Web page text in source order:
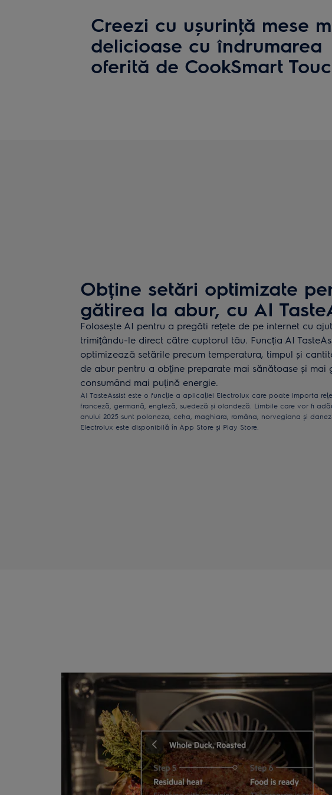
Creezi cu ușurinţă mese
delicioase cu îndrumarea
oferită de CookSmart
Obține setări optimizate
gătirea la abur, cu AI
Folosește AI pentru a pregăti rețete de pe internet cu
trimițându-le direct către cuptorul tău. Funcția AI
optimizează setările precum temperatura, timpul și
de abur pentru a obține preparate mai sănătoase și mai
consumând mai puțină energie.
AI TasteAssist este o funcție a aplicației Electrolux care poate importa
franceză, germană, engleză, suedeză și olandeză. Limbile care vor fi
anului 2025 sunt poloneza, ceha, maghiara, româna, norvegiana și
Electrolux este disponibilă în App Store și Play Store.